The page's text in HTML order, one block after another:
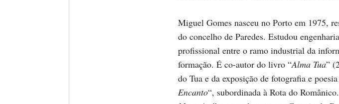
Miguel Gomes nasceu no Porto em 1975,
do concelho de Paredes. Estudou
profissional entre o ramo industrial da
formação. É co-autor do livro “Alma Tua”
do Tua e da exposição de fotografia e
Encanto“, subordinada à Rota do